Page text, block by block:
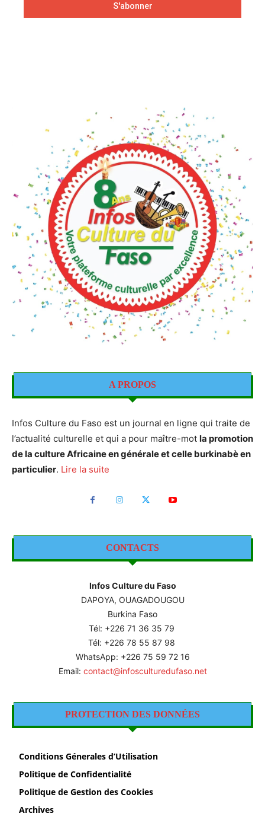
A PROPOS
Infos Culture du Faso est un journal en ligne qui traite de
l’actualité culturelle et qui a pour maître-mot la promotion
de la culture Africaine en générale et celle burkinabè en
particulier. Lire la suite
CONTACTS
Infos Culture du Faso
DAPOYA, OUAGADOUGOU
Burkina Faso
Tél: +226 71 36 35 79
Tél: +226 78 55 87 98
WhatsApp: +226 75 59 72 16
Email: contact@infosculturedufaso.net
PROTECTION DES DONNÉES
Conditions Génerales d’Utilisation
Politique de Confidentialité
Politique de Gestion des Cookies
Archives